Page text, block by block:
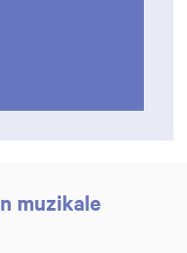
muzikale